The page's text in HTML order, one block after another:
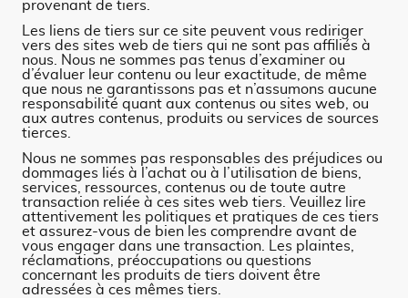
provenant de tiers.
Les liens de tiers sur ce site peuvent vous rediriger
vers des sites web de tiers qui ne sont pas affiliés à
nous. Nous ne sommes pas tenus d’examiner ou
d’évaluer leur contenu ou leur exactitude, de même
que nous ne garantissons pas et n’assumons aucune
responsabilité quant aux contenus ou sites web, ou
aux autres contenus, produits ou services de sources
tierces.
Nous ne sommes pas responsables des préjudices ou
dommages liés à l’achat ou à l’utilisation de biens,
services, ressources, contenus ou de toute autre
transaction reliée à ces sites web tiers. Veuillez lire
attentivement les politiques et pratiques de ces tiers
et assurez-vous de bien les comprendre avant de
vous engager dans une transaction. Les plaintes,
réclamations, préoccupations ou questions
concernant les produits de tiers doivent être
adressées à ces mêmes tiers.